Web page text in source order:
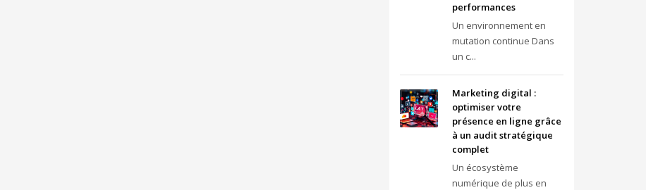
performances
Un environnement en
mutation continue Dans
un c...
Marketing digital :
optimiser votre
présence en ligne grâce
à un audit stratégique
complet
Un écosystème
numérique de plus en